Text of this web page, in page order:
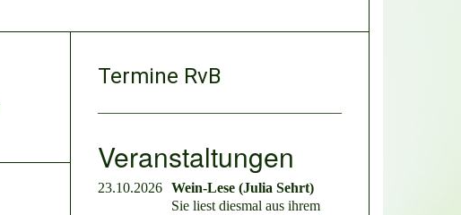
Termine RvB
Veranstaltungen
23.10.2026 Wein-Lese (Julia Sehrt)
Sie liest diesmal aus ihrem